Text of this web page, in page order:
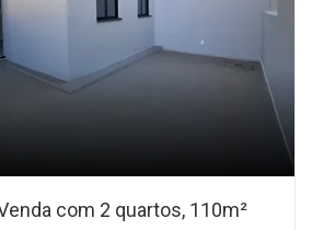
com 2 quartos, 110m²